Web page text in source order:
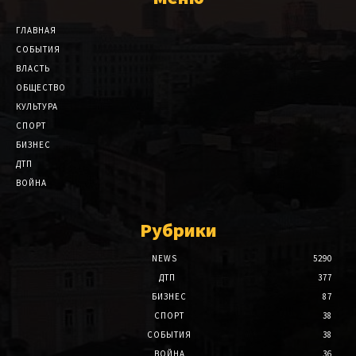
ГЛАВНАЯ
СОБЫТИЯ
ВЛАСТЬ
ОБЩЕСТВО
КУЛЬТУРА
СПОРТ
БИЗНЕС
ДТП
ВОЙНА
Рубрики
NEWS
5290
ДТП
377
БИЗНЕС
87
СПОРТ
38
СОБЫТИЯ
38
ВОЙНА
36